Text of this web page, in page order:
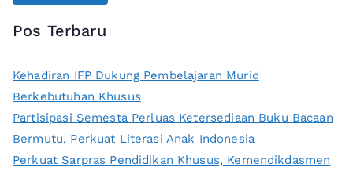
Pos Terbaru
Kehadiran IFP Dukung Pembelajaran Murid
Berkebutuhan Khusus
Partisipasi Semesta Perluas Ketersediaan Buku Bacaan
Bermutu, Perkuat Literasi Anak Indonesia
Perkuat Sarpras Pendidikan Khusus, Kemendikdasmen